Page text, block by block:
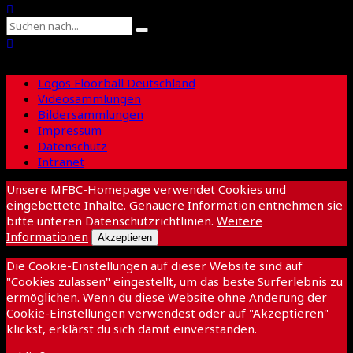
Logos Floorball Deutschland
Videosammlungen
Bildersammlungen
Impressum
Datenschutz
Intranet
Unsere MFBC-Homepage verwendet Cookies und
eingebettete Inhalte. Genauere Information entnehmen sie
bitte unteren Datenschutzrichtlinien. Weitere
Informationen
Akzeptieren
Die Cookie-Einstellungen auf dieser Website sind auf
"Cookies zulassen" eingestellt, um das beste Surferlebnis zu
ermöglichen. Wenn du diese Website ohne Änderung der
Cookie-Einstellungen verwendest oder auf "Akzeptieren"
klickst, erklärst du sich damit einverstanden.